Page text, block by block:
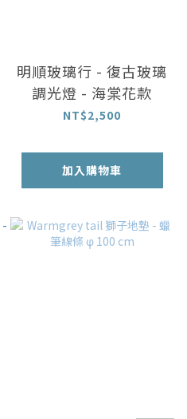
明順玻璃行 - 復古玻璃
調光燈 - 海棠花款
NT$2,500
加入購物車